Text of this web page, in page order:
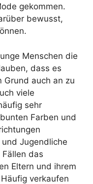
gekommen.
bewusst,
Menschen die
dass es
Grund auch an zu
viele
sehr
Farben und
Jugendliche
das
Eltern und ihrem
verkaufen